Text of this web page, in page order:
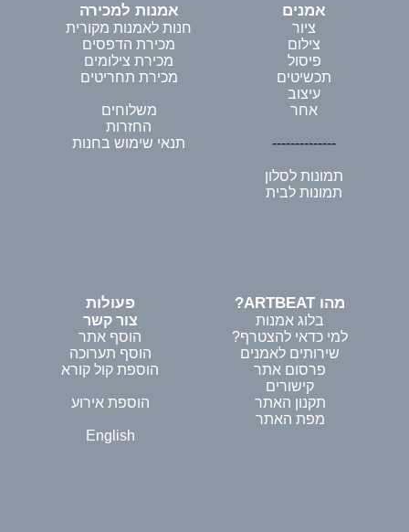
אמנים
ציור
צילום
פיסול
תכשיטים
עיצוב
אחר
--------------
תמונות לסלון
תמונות לבית
אמנות למכירה
חנות לאמנות מקורית
מכירת הדפסים
מכירת צילומים
מכירת תחריטים
משלוחים
החזרות
תנאי שימוש בחנות
מהו ARTBEAT?
בלוג אמנות
למי כדאי להצטרף?
שירותים לאמנים
פרסום אתר
קישורים
תקנון האתר
מפת האתר
פעולות
צור קשר
הוסף אתר
הוסף תערוכה
הוספת קול קורא
הוספת אירוע
English